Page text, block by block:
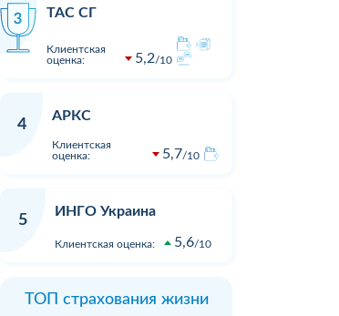
Зателефонував, сказав, що хочу
На що отримав відповідь - "Вам
як передзвонюють. Навіщо там
менеджери сидять.?...
ТАС СГ
Клиентская
оценка:
5,2 10
4
АРКС
Клиентская
оценка:
5,7 10
5
ИНГО Украина
Клиентская оценка: 5,6 10
ТОП страхования жизни